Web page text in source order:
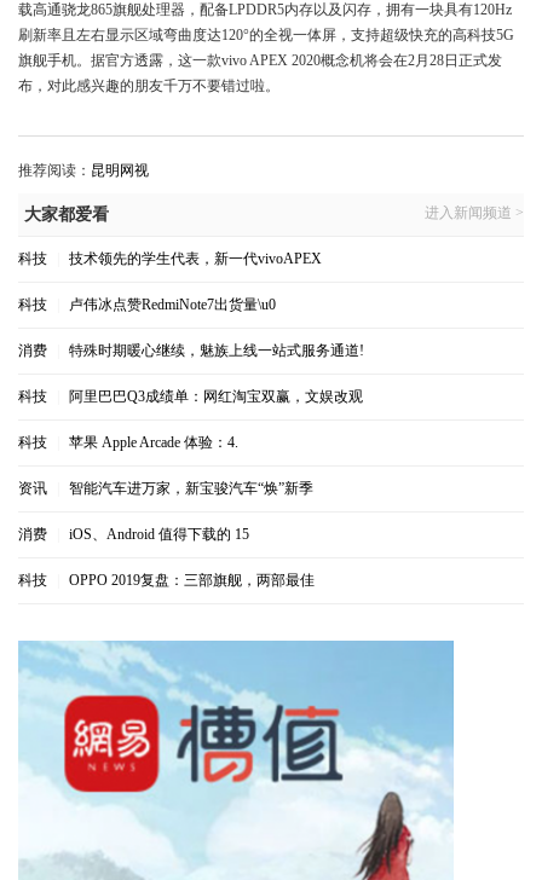
载高通骁龙865旗舰处理器，配备LPDDR5内存以及闪存，拥有一块具有120Hz
刷新率且左右显示区域弯曲度达120°的全视一体屏，支持超级快充的高科技5G
旗舰手机。据官方透露，这一款vivo APEX 2020概念机将会在2月28日正式发
布，对此感兴趣的朋友千万不要错过啦。
推荐阅读： 昆明网视
大家都爱看 进入新闻频道 >
科技 技术领先的学生代表，新一代vivoAPEX
科技 卢伟冰点赞RedmiNote7出货量\u0
消费 特殊时期暖心继续，魅族上线一站式服务通道!
科技 阿里巴巴Q3成绩单：网红淘宝双赢，文娱改观
科技 苹果 Apple Arcade 体验：4.
资讯 智能汽车进万家，新宝骏汽车“焕”新季
消费 iOS、Android 值得下载的 15
科技 OPPO 2019复盘：三部旗舰，两部最佳